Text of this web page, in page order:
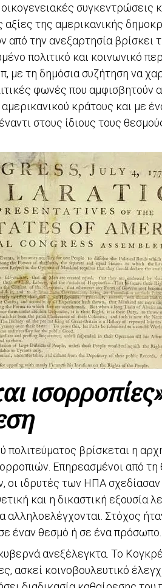
συγκεντρώσεις
της αμερικανικής
την ανεξαρτησία βρίσκει
πολιτικό και κοινωνικό
με τη δημόσια συζήτηση να
φωνές που αμφισβητούν
κράτους και με
στους ίδιους τους
πολιτεύματος βρίσκεται η
Επηρεασμένοι από
οι ιδρυτές των ΗΠΑ
και η δικαστική εξουσία
αλληλοελέγχονται. Στόχος
έναν θεσμό ή σε ένα πρόσωπο.
ανεξέλεγκτα. Το
ασκεί κοινοβουλευτικό